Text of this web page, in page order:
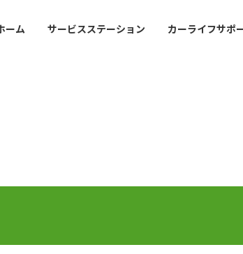
ーム サービスステーション カーライフサポ